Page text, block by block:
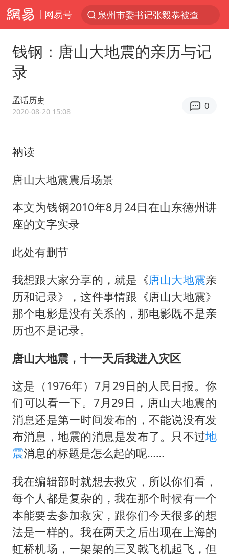
网易号
泉州市委书记张毅恭被查
台风白海豚已进入24小时警戒线
名创优品回应女子吐槽内裤质量差
美股存储板块集体大跌
我国外贸延续良好增长态势
“新疆阿勒泰八月能滑雪”不实
夯实基础开新局
钱钢：唐山大地震的亲历与记
录
孟话历史
2020-08-20 15:08
0
衲读
唐山大地震震后场景
本文为钱钢2010年8月24日在山东德州讲
座的文字实录
此处有删节
我想跟大家分享的，就是《唐山大地震亲
历和记录》，这件事情跟《唐山大地震》
那个电影是没有关系的，那电影既不是亲
历也不是记录。
唐山大地震，十一天后我进入灾区
这是（1976年）7月29日的人民日报。你
们可以看一下。7月29日，唐山大地震的
消息还是第一时间发布的，不能说没有发
布消息，地震的消息是发布了。只不过地
震消息的标题是怎么起的呢……
我在编辑部时就想去救灾，所以你们看，
每个人都是复杂的，我在那个时候有一个
本能要去参加救灾，跟你们今天很多的想
法是一样的。我在两天之后出现在上海的
虹桥机场，一架架的三叉戟飞机起飞，但